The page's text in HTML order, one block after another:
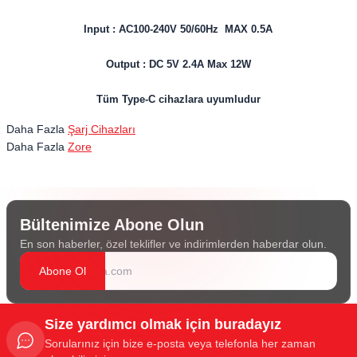
Input : AC100-240V 50/60Hz MAX 0.5A
Output : DC 5V 2.4A Max 12W
Tüm Type-C cihazlara uyumludur
Daha Fazla Şarj Cihazları
Daha Fazla Zore
Bültenimize Abone Olun
En son haberler, özel teklifler ve indirimlerden haberdar olun.
Abone Ol
Size yardımcı olmak için buradayız
Sorularınız için bize e-posta veya telefonla her zaman